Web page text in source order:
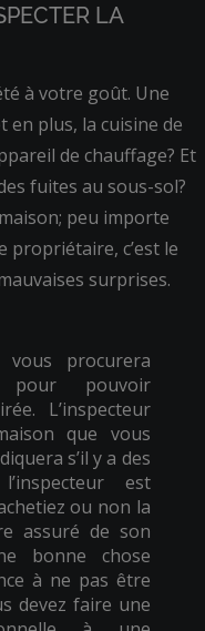
LA
à votre goût. Une
en plus, la cuisine de
de chauffage? Et
fuites au sous-sol?
peu importe
propriétaire, c’est le
surprises.
vous procurera
pour pouvoir
L’inspecteur
que vous
s’il y a des
est
ou non la
assuré de son
bonne chose
à ne pas être
devez faire une